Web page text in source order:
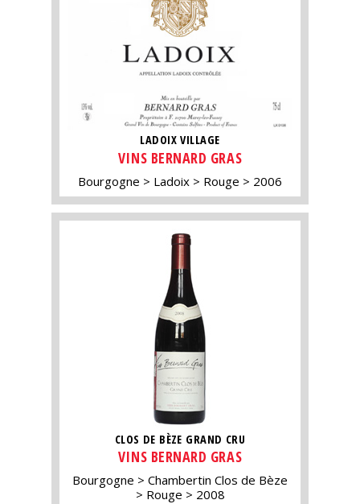
LADOIX VILLAGE
VINS BERNARD GRAS
Bourgogne Ladoix Rouge 2006
CLOS DE BÈZE GRAND CRU
VINS BERNARD GRAS
Bourgogne
Chambertin Clos de Bèze
Rouge
2008